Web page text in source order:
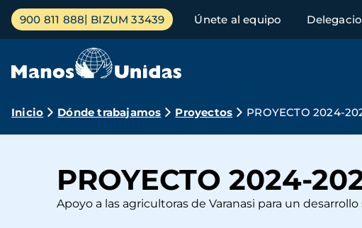
Pasar
contenido
Menú
principal
900 811 888 BIZUM 33439 Únete al equipo
Ruta
navegación
Inicio Dónde trabajamos Proyectos PROYECTO 2024-
PROYECTO 2024-
Apoyo a las agricultoras de Varanasi para un